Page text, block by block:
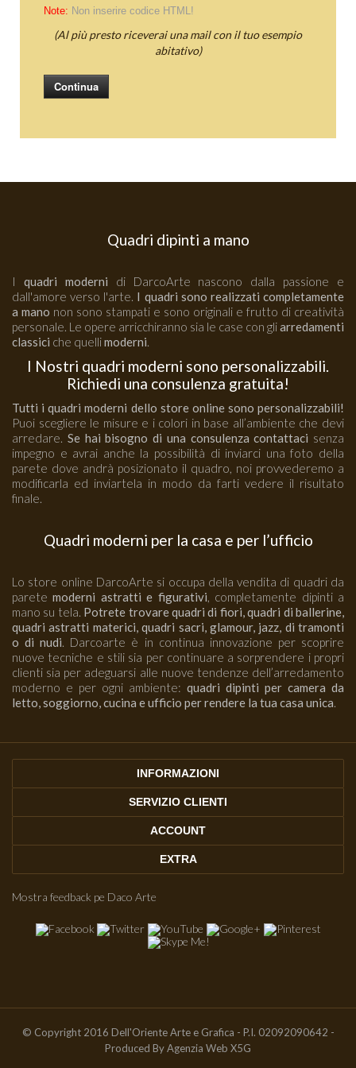
Note: Non inserire codice HTML!
(Al più presto riceverai una mail con il tuo esempio
abitativo)
Continua
Quadri dipinti a mano
I quadri moderni di DarcoArte nascono dalla passione e
dall'amore verso l'arte. I quadri sono realizzati completamente
a mano non sono stampati e sono originali e frutto di creatività
personale. Le opere arricchiranno sia le case con gliarredamenti
classici che quellimoderni.
I Nostri quadri moderni sono personalizzabili.
Richiedi una consulenza gratuita!
Tutti i quadri moderni dello store online sono personalizzabili!
Puoi scegliere le misure e i colori in base all’ambiente che devi
arredare. Se hai bisogno di una consulenza contattaci senza
impegno e avrai anche la possibilità di inviarci una foto della
parete dove andrà posizionato il quadro, noi provvederemo a
modificarla ed inviartela in modo da farti vedere il risultato
finale.
Quadri moderni per la casa e per l’ufficio
Lo store online DarcoArte si occupa della vendita di quadri da
paretemoderni astratti e figurativi, completamente dipinti a
mano su tela. Potrete trovare quadri di fiori, quadri di ballerine,
quadri astratti materici, quadri sacri, glamour, jazz, di tramonti
o di nudi. Darcoarte è in continua innovazione per scoprire
nuove tecniche e stili sia per continuare a sorprendere i propri
clienti sia per adeguarsi alle nuove tendenze dell’arredamento
moderno e per ogni ambiente: quadri dipinti per camera da
letto, soggiorno, cucina e ufficio per rendere la tua casa unica.
INFORMAZIONI
SERVIZIO CLIENTI
ACCOUNT
EXTRA
Mostra feedback pe Daco Arte
© Copyright 2016 Dell'Oriente Arte e Grafica - P.I. 02092090642 -
Produced ByAgenzia Web X5G